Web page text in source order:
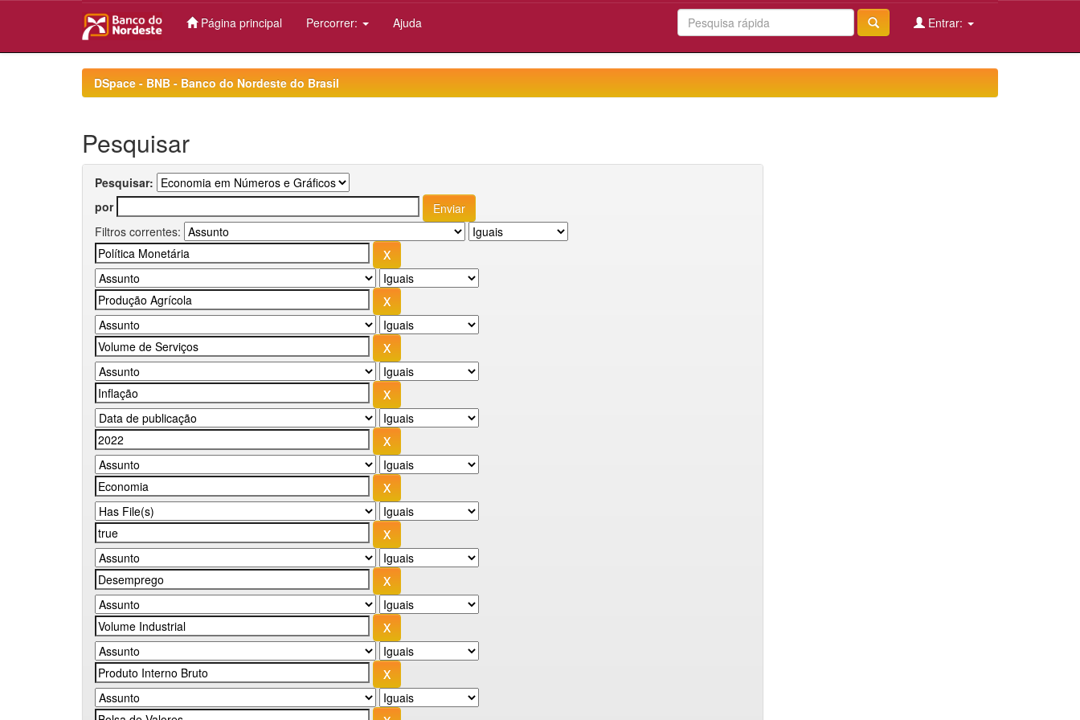
Página principal Percorrer: Ajuda Entrar:
DSpace - BNB - Banco do Nordeste do Brasil
Pesquisar
Pesquisar:
por
Filtros correntes: